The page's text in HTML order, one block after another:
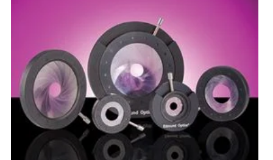
Components | SCHOTT 光學元件
| 紅外線光學產品
光纖
射光學
| 雷射顯微鏡
| 晶體和隔離器
| 雷射偏光片
雷射稜鏡
|顯微鏡照明
體視顯微鏡系統
and Advanced Photography |
Accessories | 成像鏡頭配件
Labs Cameras™ | Lucid Vision 相機
| Pixelink 相機
Roughness Standards | 表面光潔度
Tools | 量測工具
Components | 主動光學元件
Detection
雷射防護
裝置
Production
Processing
Tomography
and Detection
and Production | 清倉實驗室和生產線
and Production | 重新認證實驗室和